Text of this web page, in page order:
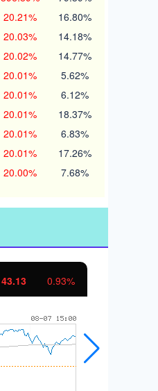
20.21% 16.80%
20.03% 14.18%
20.02% 14.77%
20.01% 5.62%
20.01% 6.12%
20.01% 18.37%
20.01% 6.83%
20.01% 17.26%
20.00% 7.68%
11.37 1.01%